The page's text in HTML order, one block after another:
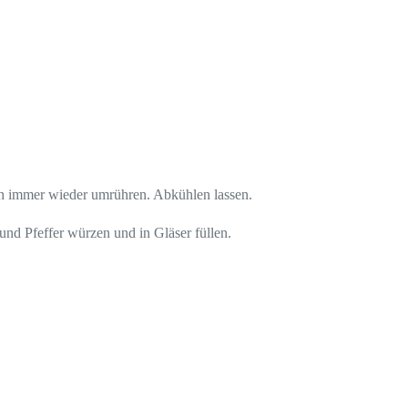
wieder umrühren. Abkühlen lassen.
Pfeffer würzen und in Gläser füllen.